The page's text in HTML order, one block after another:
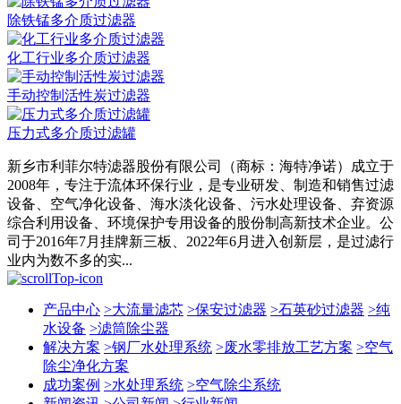
除铁锰多介质过滤器
化工行业多介质过滤器
手动控制活性炭过滤器
压力式多介质过滤罐
新乡市利菲尔特滤器股份有限公司（商标：海特净诺）成立于
2008年，专注于流体环保行业，是专业研发、制造和销售过滤
设备、空气净化设备、海水淡化设备、污水处理设备、弃资源
综合利用设备、环境保护专用设备的股份制高新技术企业。公
司于2016年7月挂牌新三板、2022年6月进入创新层，是过滤行
业内为数不多的实...
产品中心 >大流量滤芯 >保安过滤器 >石英砂过滤器 >纯
水设备 >滤筒除尘器
解决方案 >钢厂水处理系统 >废水零排放工艺方案 >空气
除尘净化方案
成功案例 >水处理系统 >空气除尘系统